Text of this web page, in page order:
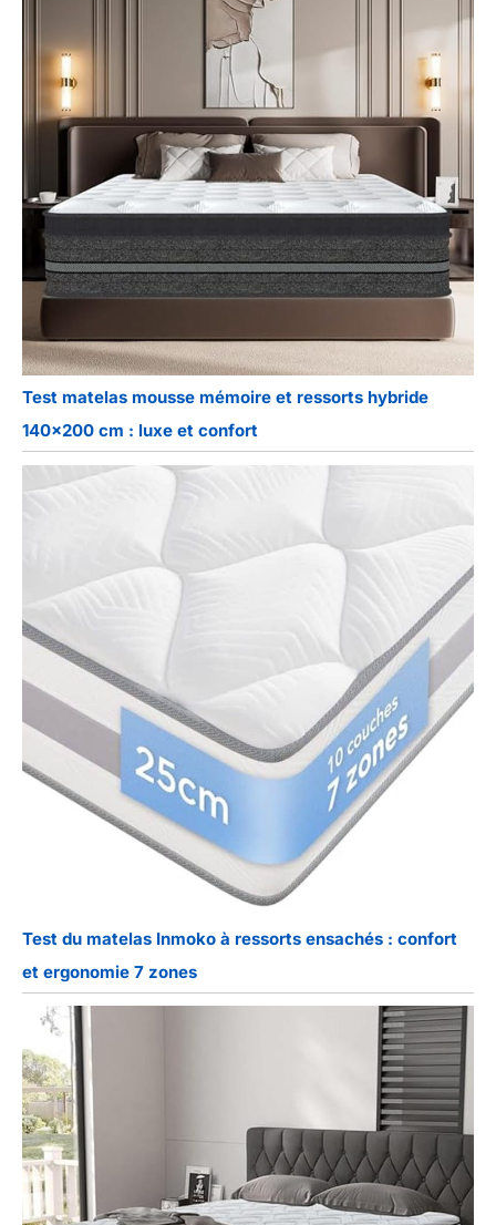
Test matelas mousse mémoire et ressorts hybride
140×200 cm : luxe et confort
Test du matelas Inmoko à ressorts ensachés : confort
et ergonomie 7 zones